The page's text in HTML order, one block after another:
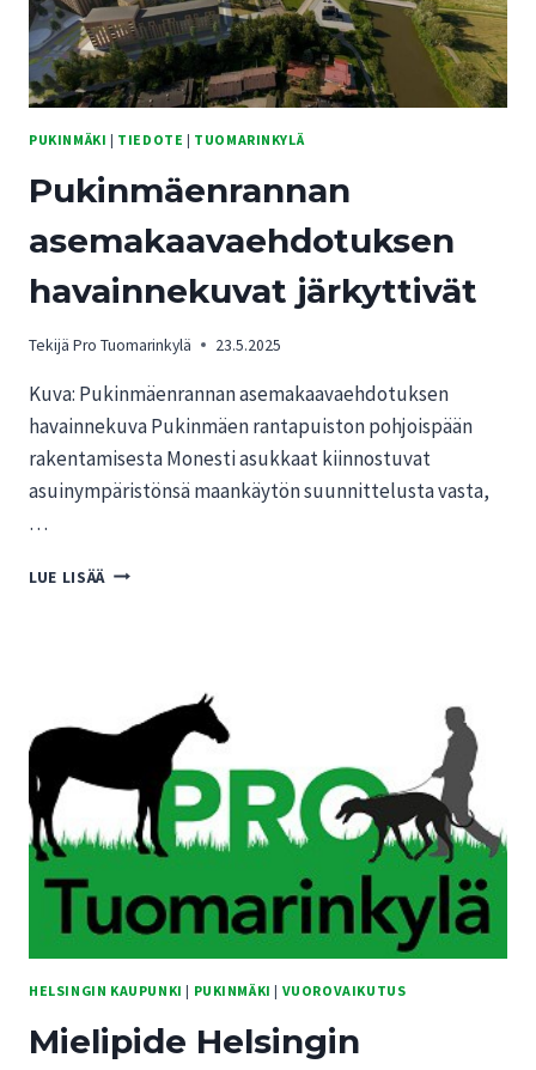
PUKINMÄKI | TIEDOTE | TUOMARINKYLÄ
Pukinmäenrannan
asemakaavaehdotuksen
havainnekuvat järkyttivät
Tekijä Pro Tuomarinkylä 23.5.2025
Kuva: Pukinmäenrannan asemakaavaehdotuksen
havainnekuva Pukinmäen rantapuiston pohjoispään
rakentamisesta Monesti asukkaat kiinnostuvat
asuinympäristönsä maankäytön suunnittelusta vasta,
…
LUE LISÄÄ PUKINMÄENRANNAN
HELSINGIN KAUPUNKI | PUKINMÄKI | VUOROVAIKUTUS
Mielipide Helsingin